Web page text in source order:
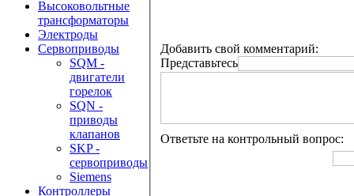
Высоковольтные
трансформаторы
Электроды
Сервоприводы
SQM -
двигатели
горелок
SQN -
приводы
клапанов
SKP -
сервоприводы
Siemens
Контроллеры
Добавить свой комментарий:
Представьтесь
Ответьте на контрольный вопрос: